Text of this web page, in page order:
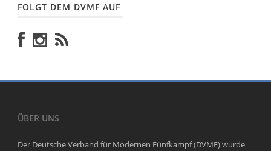
FOLGT DEM DVMF AUF
ÜBER UNS
Der Deutsche Verband für Modernen Fünfkampf (DVMF) wurde